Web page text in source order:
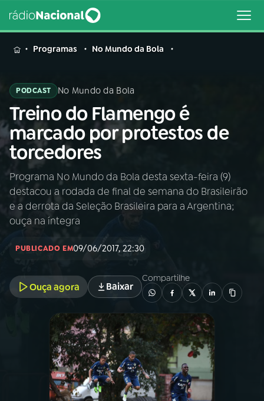
MENU
Buscar
na
Rádio
Nacional
Buscar
AO VIVO
INÍCIO
02A RÁDIO
03PROGRAMAÇÃO
PROGRAMAS
PODCASTS
Programas No Mundo da Bola
PODCAST No Mundo da Bola
Treino do Flamengo é
marcado por protestos de
torcedores
Programa No Mundo da Bola desta sexta-feira (9)
destacou a rodada de final de semana do Brasileirão
e a derrota da Seleção Brasileira para a Argentina;
ouça na íntegra
PUBLICADO EM09/06/2017, 22:30
Ouça agora Baixar
Compartilhe